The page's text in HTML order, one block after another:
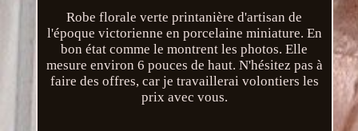
Robe florale verte printanière d'artisan de
l'époque victorienne en porcelaine miniature. En
bon état comme le montrent les photos. Elle
mesure environ 6 pouces de haut. N'hésitez pas à
faire des offres, car je travaillerai volontiers les
prix avec vous.